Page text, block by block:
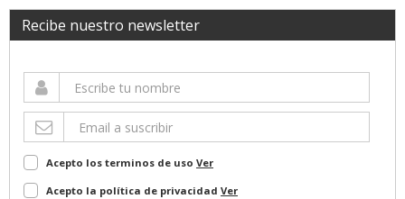
Recibe nuestro newsletter
Acepto los terminos de uso Ver
Acepto la política de privacidad Ver